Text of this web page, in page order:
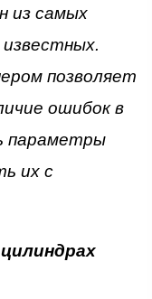
из самых
позволяет
ошибок в
параметры
их с